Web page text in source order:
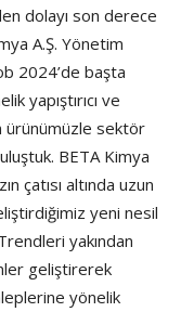
dolayı son derece
A.Ş. Yönetim
2024’de başta
yapıştırıcı ve
ürünümüzle sektör
BETA Kimya
çatısı altında uzun
yeni nesil
yakından
geliştirerek
yönelik